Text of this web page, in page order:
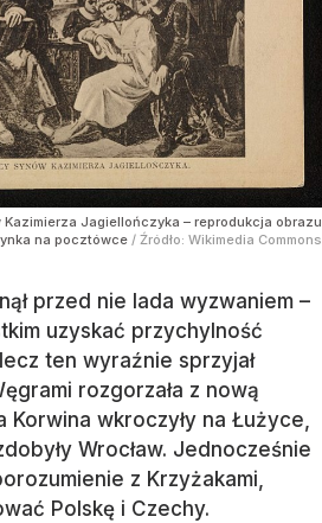
Jagiellończyka – reprodukcja obrazu
na pocztówce / Źródło: Wikimedia Commons
przed nie lada wyzwaniem –
uzyskać przychylność
ten wyraźnie sprzyjał
rozgorzała z nową
Korwina wkroczyły na Łużyce,
Wrocław. Jednocześnie
z Krzyżakami,
Polskę i Czechy.